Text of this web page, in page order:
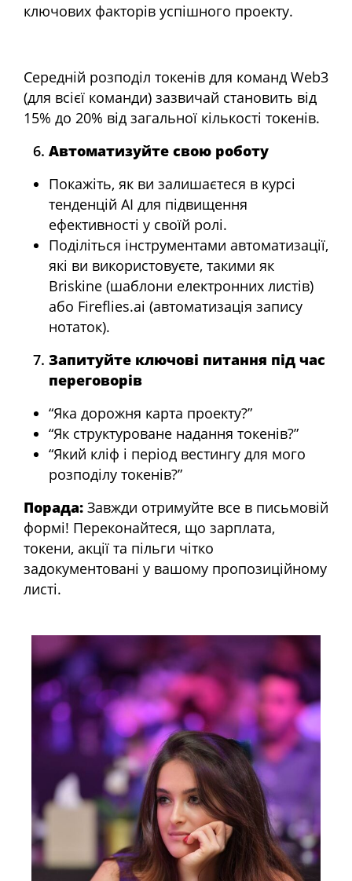
ключових факторів успішного проекту.
Середній розподіл токенів для команд Web3
(для всієї команди) зазвичай становить від
15% до 20% від загальної кількості токенів.
Автоматизуйте свою роботу
Покажіть, як ви залишаєтеся в курсі
тенденцій AI для підвищення
ефективності у своїй ролі.
Поділіться інструментами автоматизації,
які ви використовуєте, такими як
Briskine (шаблони електронних листів)
або Fireflies.ai (автоматизація запису
нотаток).
Запитуйте ключові питання під час
переговорів
“Яка дорожня карта проекту?”
“Як структуроване надання токенів?”
“Який кліф і період вестингу для мого
розподілу токенів?”
Порада: Завжди отримуйте все в письмовій
формі! Переконайтеся, що зарплата,
токени, акції та пільги чітко
задокументовані у вашому пропозиційному
листі.